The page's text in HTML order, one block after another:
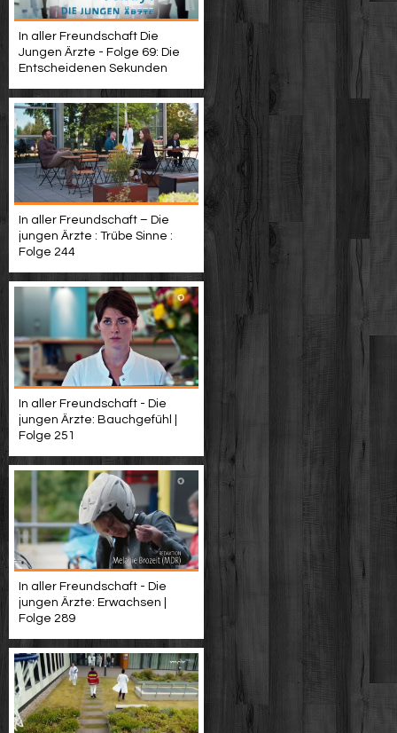
In aller Freundschaft Die
Jungen Ärzte - Folge 69: Die
Entscheidenen Sekunden
In aller Freundschaft – Die
jungen Ärzte : Trübe Sinne :
Folge 244
In aller Freundschaft - Die
jungen Ärzte: Bauchgefühl |
Folge 251
In aller Freundschaft - Die
jungen Ärzte: Erwachsen |
Folge 289